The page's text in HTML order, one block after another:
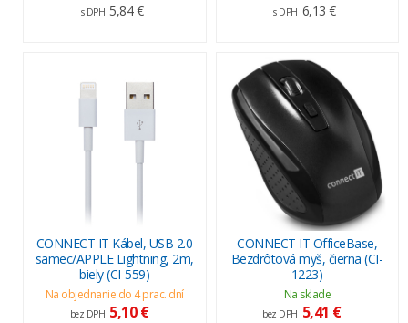
s DPH 5,84 € s DPH 6,13 €
CONNECT IT Kábel, USB 2.0
samec/APPLE Lightning, 2m,
biely (CI-559)
Na objednanie do 4 prac. dní
bez DPH 5,10 €
CONNECT IT OfficeBase,
Bezdrôtová myš, čierna (CI-
1223)
Na sklade
bez DPH 5,41 €